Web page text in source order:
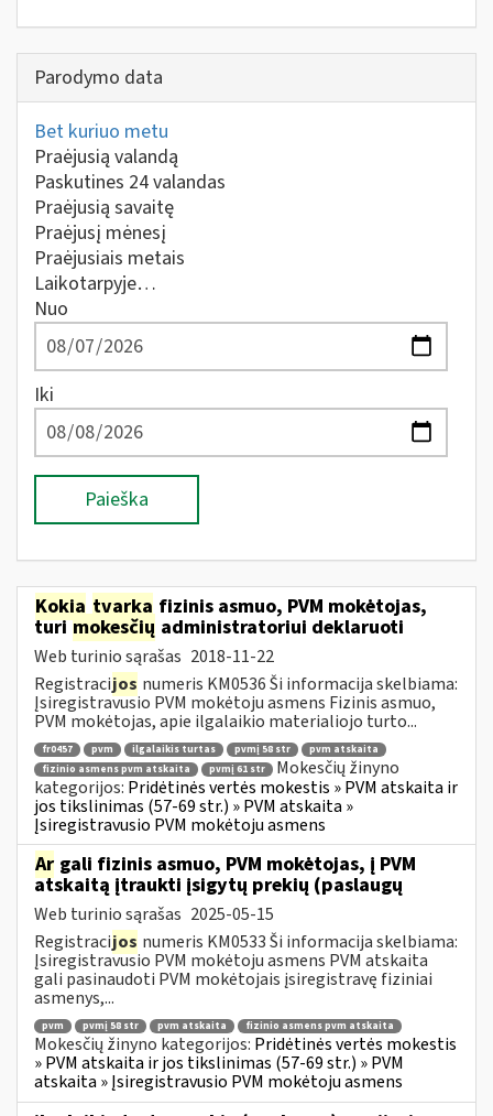
Parodymo data
Bet kuriuo metu
Praėjusią valandą
Paskutines 24 valandas
Praėjusią savaitę
Praėjusį mėnesį
Praėjusiais metais
Laikotarpyje…
Nuo
Iki
Paieška
Kokia tvarka fizinis asmuo, PVM mokėtojas,
turimokesčių administratoriui deklaruoti
Web turinio sąrašas 2018-11-22
Registracijos numeris KM0536 Ši informacija skelbiama:
Įsiregistravusio PVM mokėtoju asmens Fizinis asmuo,
PVM mokėtojas, apie ilgalaikio materialiojo turto...
fr0457 pvm ilgalaikis turtas pvmį 58 str
pvm atskaita
fizinio asmens pvm atskaita
pvmį 61 str
Mokesčių žinyno
kategorijos: Pridėtinės vertės mokestis » PVM atskaita ir
jos tikslinimas (57-69 str.) » PVM atskaita »
Įsiregistravusio PVM mokėtoju asmens
Ar gali fizinis asmuo, PVM mokėtojas, į PVM
atskaitą įtraukti įsigytų prekių (paslaugų
Web turinio sąrašas 2025-05-15
Registracijos numeris KM0533 Ši informacija skelbiama:
Įsiregistravusio PVM mokėtoju asmens PVM atskaita
gali pasinaudoti PVM mokėtojais įsiregistravę fiziniai
asmenys,...
pvm pvmį 58 str pvm atskaita fizinio asmens pvm atskaita
Mokesčių žinyno kategorijos: Pridėtinės vertės mokestis
» PVM atskaita ir jos tikslinimas (57-69 str.) » PVM
atskaita » Įsiregistravusio PVM mokėtoju asmens